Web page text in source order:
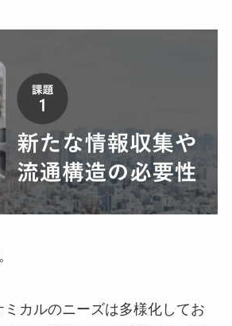
カルのニーズは多様化してお